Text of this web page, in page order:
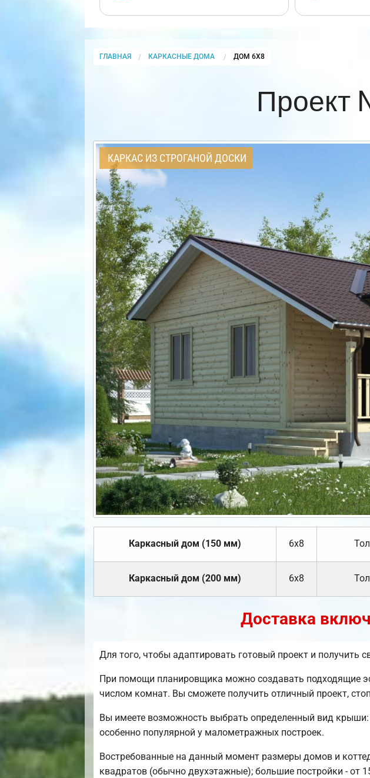
ГЛАВНАЯ КАРКАСНЫЕ ДОМА CURRENT:
ДОМ 6Х8
Проект
КАРКАС ИЗ СТРОГАНОЙ ДОСКИ
Каркасный дом (150 мм) 6х8
Каркасный дом (200 мм) 6х8
Доставка
Для того, чтобы адаптировать готовый проект и получить
При помощи планировщика можно создавать подходящие
числом комнат. Вы сможете получить отличный проект,
Вы имеете возможность выбрать определенный вид крыши:
особенно популярной у малометражных построек.
Востребованные на данный момент размеры домов и
квадратов (обычно двухэтажные); большие постройки - от